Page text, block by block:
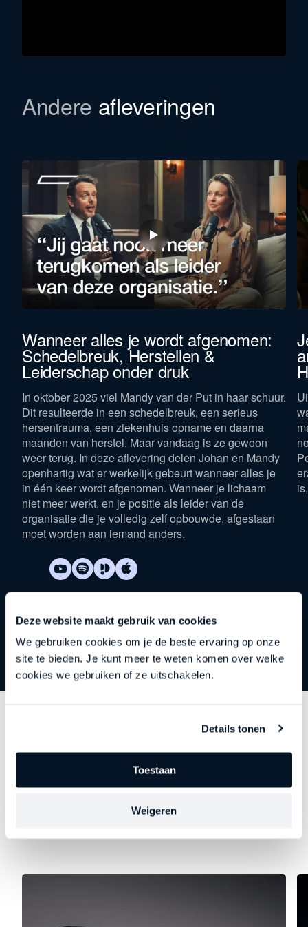
Deze website maakt gebruik van cookies
We gebruiken cookies om je de beste ervaring op onze
site te bieden. Je kunt meer te weten komen over welke
cookies we gebruiken of ze uitschakelen.
Details tonen
Toestaan
Weigeren
Andere afleveringen
Wanneer alles je wordt afgenomen:
Schedelbreuk, Herstellen &
Leiderschap onder druk
In oktober 2025 viel Mandy van der Put in haar schuur.
Dit resulteerde in een schedelbreuk, een serieus
hersentrauma, een ziekenhuis opname en daarna
maanden van herstel. Maar vandaag is ze gewoon
weer terug. In deze aflevering delen Johan en Mandy
openhartig wat er werkelijk gebeurt wanneer alles je
in één keer wordt afgenomen. Wanneer je lichaam
niet meer werkt, en je positie als leider van de
organisatie die je volledig zelf opbouwde, afgestaan
moet worden aan iemand anders.
andere series
Elke aflevering gaat dieper in op een belangrijk
thema. Precies op het moment dat leiderschap begint
te verslappen, stagneert of vastloopt. Kies je focus.